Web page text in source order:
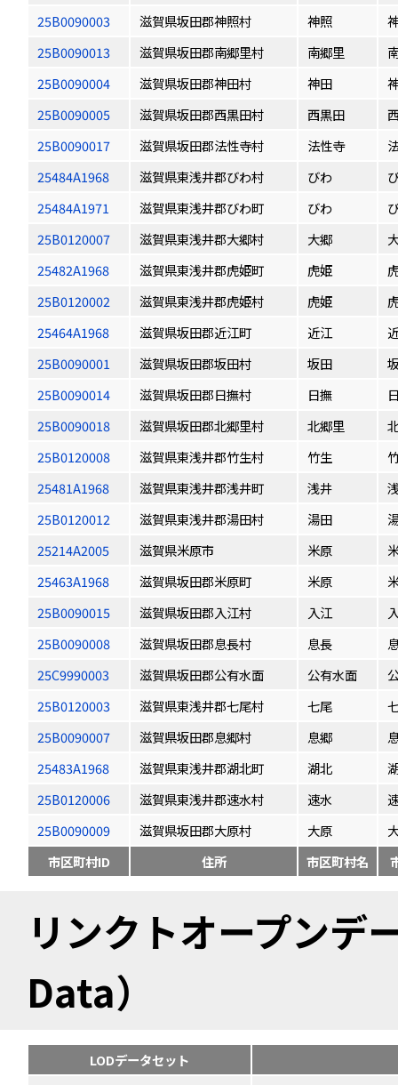
25B0090003
滋賀県坂田郡神照村 神照
25B0090013
滋賀県坂田郡南郷里村 南郷里
25B0090004
滋賀県坂田郡神田村 神田
25B0090005
滋賀県坂田郡西黒田村 西黒田
25B0090017
滋賀県坂田郡法性寺村 法性寺
25484A1968
滋賀県東浅井郡びわ村 びわ
25484A1971
滋賀県東浅井郡びわ町 びわ
25B0120007
滋賀県東浅井郡大郷村 大郷
25482A1968
滋賀県東浅井郡虎姫町 虎姫
25B0120002
滋賀県東浅井郡虎姫村 虎姫
25464A1968
滋賀県坂田郡近江町 近江
25B0090001
滋賀県坂田郡坂田村 坂田
25B0090014
滋賀県坂田郡日撫村 日撫
25B0090018
滋賀県坂田郡北郷里村 北郷里
25B0120008
滋賀県東浅井郡竹生村 竹生
25481A1968
滋賀県東浅井郡浅井町 浅井
25B0120012
滋賀県東浅井郡湯田村 湯田
25214A2005
滋賀県米原市 米原
25463A1968
滋賀県坂田郡米原町 米原
25B0090015
滋賀県坂田郡入江村 入江
25B0090008
滋賀県坂田郡息長村 息長
25C9990003
滋賀県坂田郡公有水面 公有水面
25B0120003
滋賀県東浅井郡七尾村 七尾
25B0090007
滋賀県坂田郡息郷村 息郷
25483A1968
滋賀県東浅井郡湖北町 湖北
25B0120006
滋賀県東浅井郡速水村 速水
25B0090009
滋賀県坂田郡大原村 大原
市区町村ID
住所 市区町村名
リンクトオープン
Data）
LODデータセット